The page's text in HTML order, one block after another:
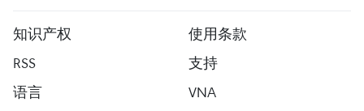
知识产权
使用条款
RSS
支持
语言
VNA